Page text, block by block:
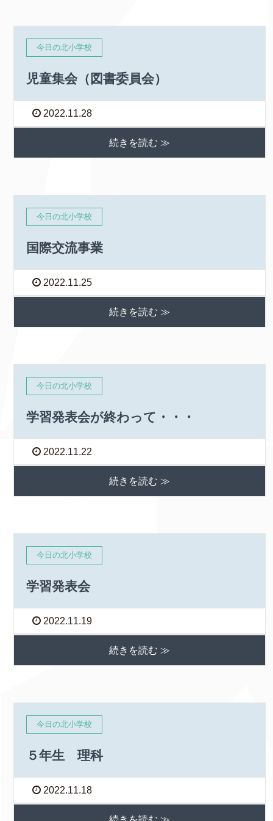
今日の北小学校
児童集会（図書委員会）
2022.11.28
続きを読む ≫
今日の北小学校
国際交流事業
2022.11.25
続きを読む ≫
今日の北小学校
学習発表会が終わって・・・
2022.11.22
続きを読む ≫
今日の北小学校
学習発表会
2022.11.19
続きを読む ≫
今日の北小学校
５年生 理科
2022.11.18